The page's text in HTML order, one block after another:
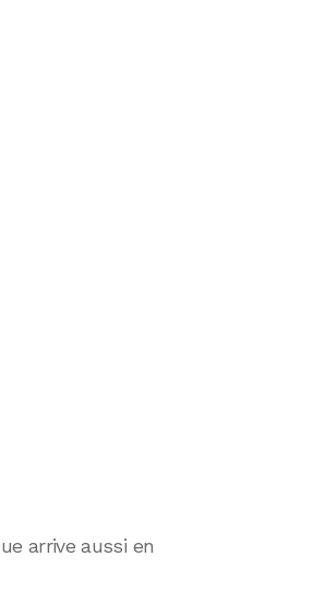
arrive aussi en